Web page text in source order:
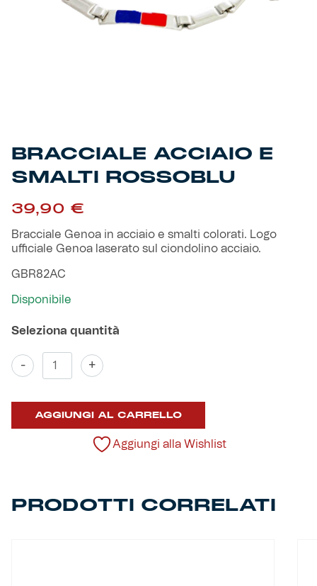
Settore giovanile
Urban Collection
Throwback Duemila
Sebago x Genoa
Robe di Kappa x Genoa
Red&Blue Voices
Party
BRACCIALE ACCIAIO E
SMALTI ROSSOBLU
39,90 €
Bracciale Genoa in acciaio e smalti colorati. Logo
ufficiale Genoa laserato sul ciondolino acciaio.
GBR82AC
Disponibile
-
Bracciale
acciaio
smalti
rossoblu
quantità
+
AGGIUNGI AL CARRELLO
Aggiungi alla Wishlist
PRODOTTI CORRELATI